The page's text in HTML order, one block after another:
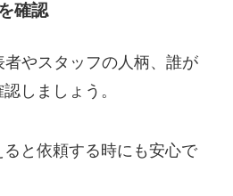
確認
やスタッフの人柄、誰が
しましょう。
と依頼する時にも安心で